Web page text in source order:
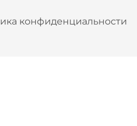
конфиденциальности